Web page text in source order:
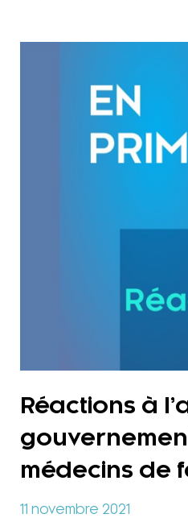
Réactions à
médecins de
11 novembre 2021